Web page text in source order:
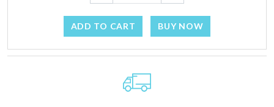
ADD TO CART BUY NOW